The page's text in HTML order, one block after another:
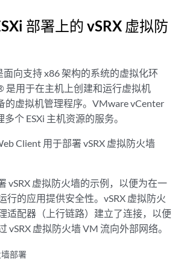
部署上的 vSRX 虚拟防
面向支持 x86 架构的系统的虚拟化环
是用于在主机上创建和运行虚拟机
的虚拟机管理程序。VMware vCenter
个 ESXi 主机资源的服务。
Client 用于部署 vSRX 虚拟防火墙
vSRX 虚拟防火墙的示例，以便为在一
行的应用提供安全性。vSRX 虚拟防火
适配器（上行链路）建立了连接，以便
vSRX 虚拟防火墙 VM 流向外部网络。
墙部署